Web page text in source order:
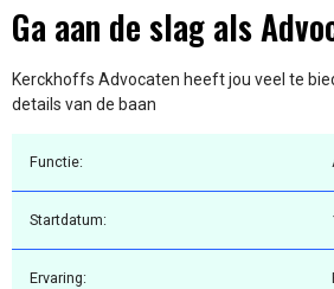
Ga aan de slag als
Kerckhoffs Advocaten heeft jou veel te
details van de baan
Functie:
Startdatum:
Ervaring: